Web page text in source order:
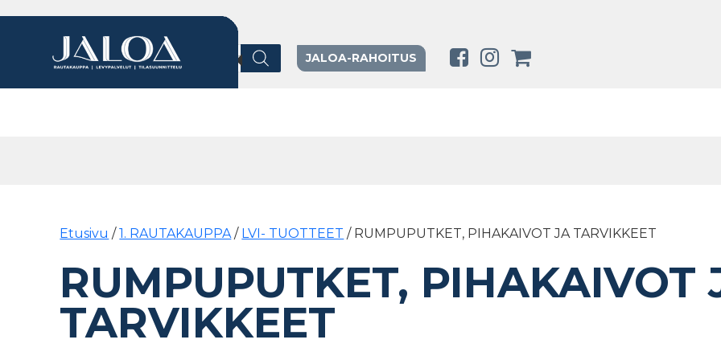
Products search
JALOA-RAHOITUS
Etusivu /1. RAUTAKAUPPA / LVI- TUOTTEET / RUMPUPUTKET, PIHAKAIVOT JA TARVIKKEET
RUMPUPUTKET, PIHAKAIVOT
TARVIKKEET